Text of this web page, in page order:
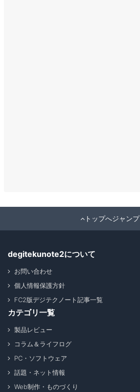
トップへジャンプ
degitekunote2について
お問い合わせ
個人情報保護方針
FC2版デジテクノート記事一覧
カテゴリ一覧
製品レビュー
コラム＆ライフログ
PC・ソフトウェア
話題・ネット情報
Web制作・ものづくり